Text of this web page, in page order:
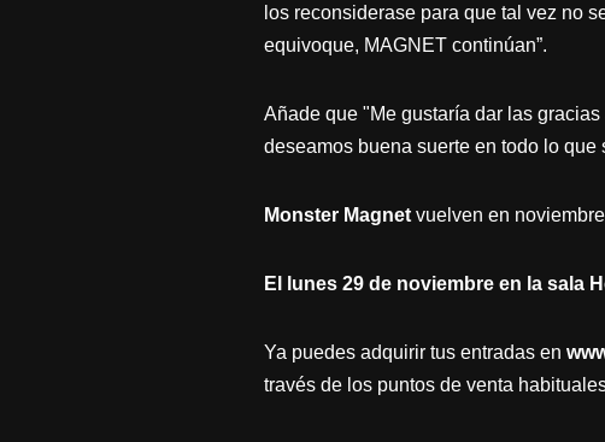
los reconsiderase para que tal vez no
equivoque, MAGNET continúan”.
Añade que "Me gustaría dar las
deseamos buena suerte en todo lo
Monster Magnet vuelven en
El lunes 29 de noviembre en la sala
Ya puedes adquirir tus entradas en
través de los puntos de venta